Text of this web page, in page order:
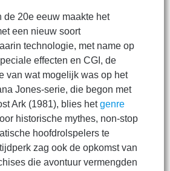
de 20e eeuw maakte het
een nieuw soort
technologie, met name op
effecten en CGI, de
van wat mogelijk was op het
Jones-serie, die begon met
Ark (1981), blies hetgenre
historische mythes, non-stop
hoofdrolspelers te
zag ook de opkomst van
die avontuur vermengden